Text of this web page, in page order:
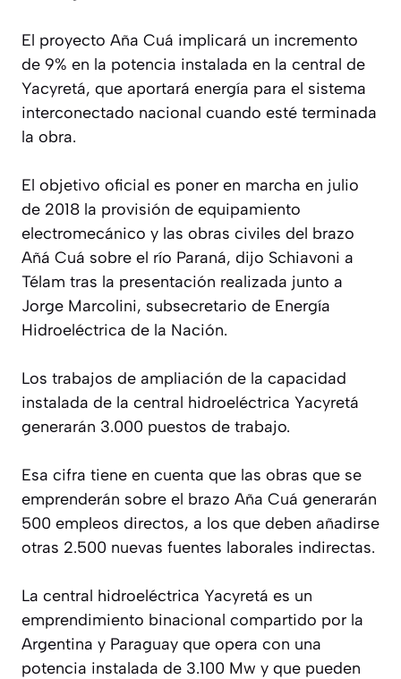
El proyecto Aña Cuá implicará un incremento
de 9% en la potencia instalada en la central de
Yacyretá, que aportará energía para el sistema
interconectado nacional cuando esté terminada
la obra.
El objetivo oficial es poner en marcha en julio
de 2018 la provisión de equipamiento
electromecánico y las obras civiles del brazo
Añá Cuá sobre el río Paraná, dijo Schiavoni a
Télam tras la presentación realizada junto a
Jorge Marcolini, subsecretario de Energía
Hidroeléctrica de la Nación.
Los trabajos de ampliación de la capacidad
instalada de la central hidroeléctrica Yacyretá
generarán 3.000 puestos de trabajo.
Esa cifra tiene en cuenta que las obras que se
emprenderán sobre el brazo Aña Cuá generarán
500 empleos directos, a los que deben añadirse
otras 2.500 nuevas fuentes laborales indirectas.
La central hidroeléctrica Yacyretá es un
emprendimiento binacional compartido por la
Argentina y Paraguay que opera con una
potencia instalada de 3.100 Mw y que pueden